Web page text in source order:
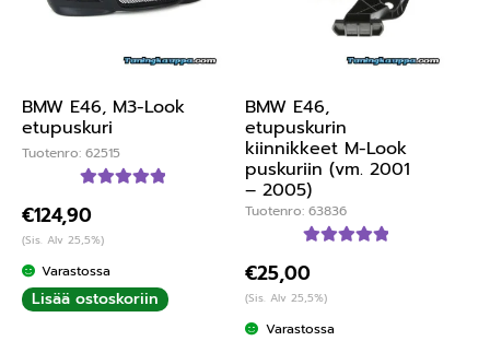
BMW E46, M3-Look
etupuskuri
Tuotenro: 62515
5.00
€124,90
(Sis. Alv 25,5%)
Varastossa
Lisää ostoskoriin
BMW E46,
etupuskurin
kiinnikkeet M-Look
puskuriin (vm. 2001
– 2005)
Tuotenro: 63836
5.00
€25,00
(Sis. Alv 25,5%)
Varastossa